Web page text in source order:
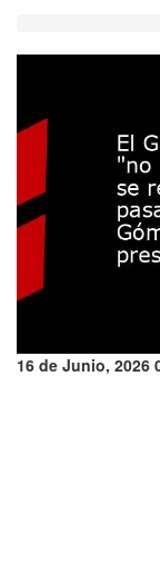
16 de Junio, 2026